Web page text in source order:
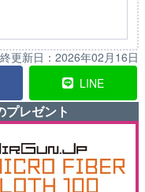
更新日： 2026年02月16日
LINE
プレゼント